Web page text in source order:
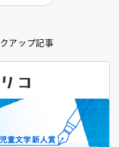
アップ記事